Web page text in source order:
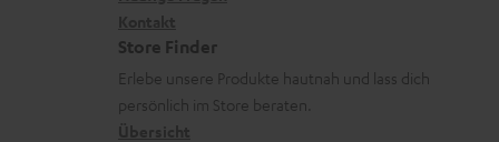
u
r
k
o
d
a
Store Finder
Erlebe unsere Produkte hautnah und lass dich
persönlich im Store beraten.